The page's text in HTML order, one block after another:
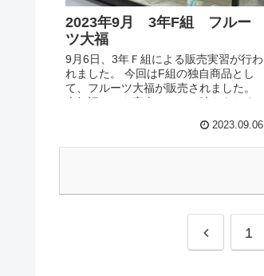
2023年9月 3年F組 フルー
ツ大福
9月6日、3年Ｆ組による販売実習が行わ
れました。 今回はF組の独自商品とし
て、フルーツ大福が販売されました。
大好評につき完売している味もありま
2023.09.06
1